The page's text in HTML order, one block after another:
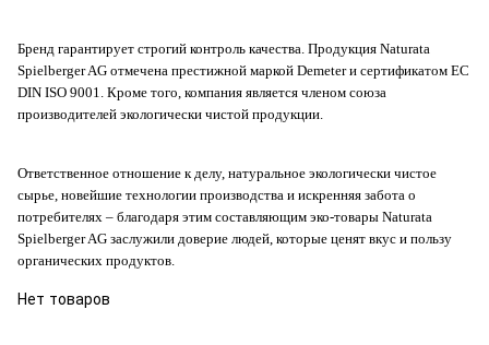
Бренд гарантирует строгий контроль качества. Продукция Naturata
Spielberger AG отмечена престижной маркой Demeter и сертификатом ЕС
DIN ISO 9001. Кроме того, компания является членом союза
производителей экологически чистой продукции.
Ответственное отношение к делу, натуральное экологически чистое
сырье, новейшие технологии производства и искренняя забота о
потребителях – благодаря этим составляющим эко-товары Naturata
Spielberger AG заслужили доверие людей, которые ценят вкус и пользу
органических продуктов.
Нет товаров